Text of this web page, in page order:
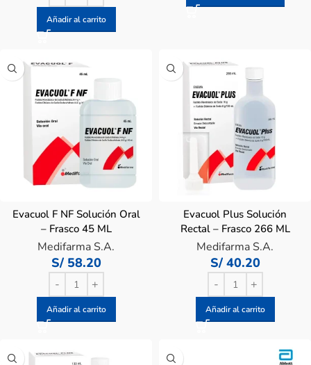
Añadir al carrito
Evacuol F NF Solución Oral
– Frasco 45 ML
Medifarma S.A.
S/58.20
Añadir al carrito
Evacuol Plus Solución
Rectal – Frasco 266 ML
Medifarma S.A.
S/40.20
Añadir al carrito